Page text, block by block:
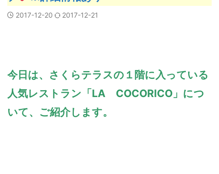
2017-12-20 2017-12-21
今日は、さくらテラスの１階に入っている
人気レストラン「LA COCORICO」につ
いて、ご紹介します。